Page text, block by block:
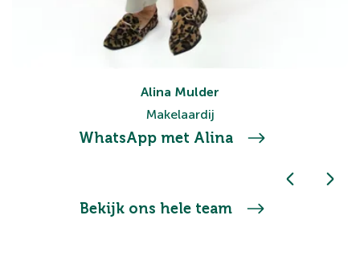
Alina Mulder
Makelaardij
WhatsApp met Alina
Bekijk ons hele team